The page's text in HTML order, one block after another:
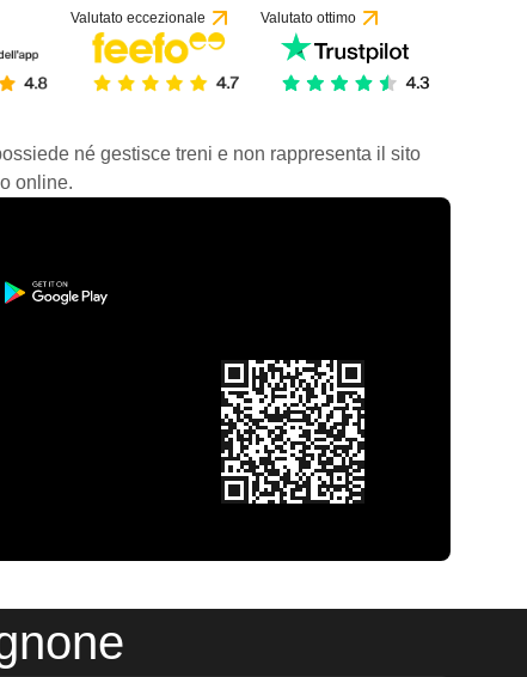
Valutato eccezionale Valutato ottimo
né gestisce treni e non rappresenta il sito
online.